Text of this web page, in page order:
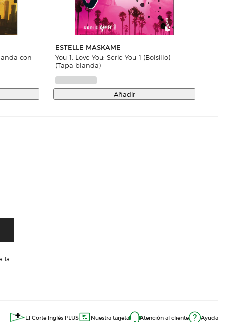
ESTELLE MASKAME
You 1. Love You: Serie You 1 (Bolsillo)
(Tapa blanda)
Añadir
a la
El Corte Inglés PLUS Nuestra tarjeta Atención al cliente Ayuda